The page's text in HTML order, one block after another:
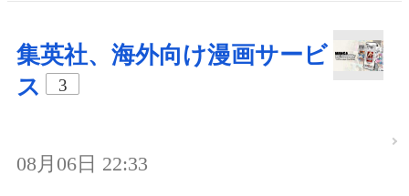
集英社、海外向け漫画サービ
ス
3
08月06日 22:33